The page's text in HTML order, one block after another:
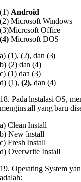
(1) Android
(2) Microsoft Windows
(3)Microsoft Office
(4) Microsoft DOS
a) (1), (2), dan (3)
b) (2) dan (4)
c) (1) dan (3)
d) (1), (2), dan (4)
18. Pada lnstalasi OS,
menginstall yang baru
a) Clean Install
b) New Install
c) Fresh Install
d) Overwrite Install
19. Operating System
adalah: